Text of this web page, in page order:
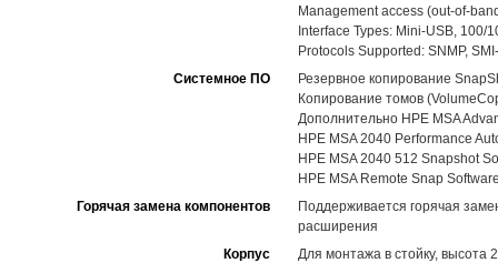
Management access (out-of-
Interface Types: Mini-USB, 100/
Protocols Supported: SNMP,
Системное ПО
Резервное копирование
Копирование томов
Дополнительно HPE MSA
HPE MSA 2040 Performance
HPE MSA 2040 512 Snapshot
HPE MSA Remote Snap
Горячая замена компонентов
Поддерживается горячая
расширения
Корпус
Для монтажа в стойку, высота